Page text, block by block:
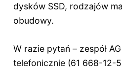
dysków SSD, rodzajów
obudowy.
W razie pytań – zespół
telefonicznie (61 668-12-